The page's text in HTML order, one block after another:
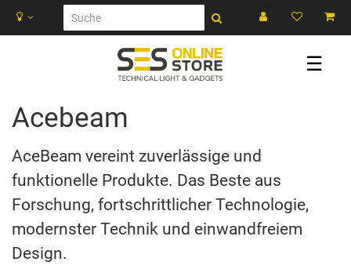
☰
Acebeam
AceBeam vereint zuverlässige und
funktionelle Produkte. Das Beste aus
Forschung, fortschrittlicher Technologie,
modernster Technik und einwandfreiem
Design.